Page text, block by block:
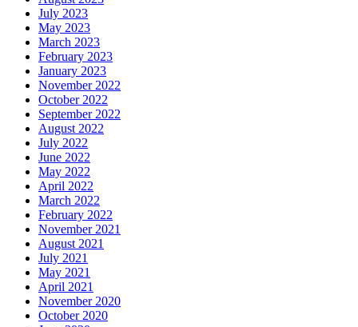
July 2023
May 2023
March 2023
February 2023
January 2023
November 2022
October 2022
September 2022
August 2022
July 2022
June 2022
May 2022
April 2022
March 2022
February 2022
November 2021
August 2021
July 2021
May 2021
April 2021
November 2020
October 2020